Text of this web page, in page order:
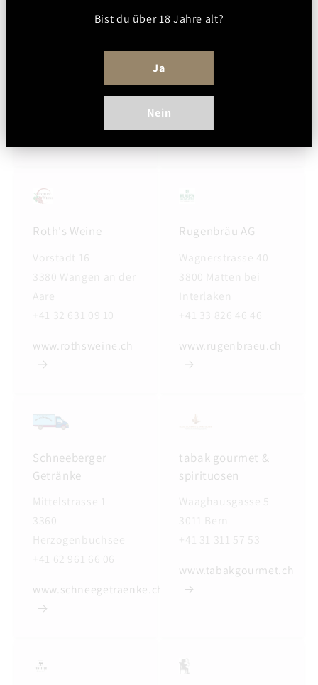
Haberbüni
Könizstrasse 175
+41 31 972 56 55
Roth's Weine
Vorstadt 16
3380 Wangen an der
Aare
+41 32 631 09 10
www.rothsweine.ch
Rugenbräu AG
Wagnerstrasse 40
3800 Matten bei
Interlaken
+41 33 826 46 46
www.rugenbraeu.ch
Schneeberger
Getränke
Mittelstrasse 1
3360
Herzogenbuchsee
+41 62 961 66 06
www.schneegetraenke.ch
tabak gourmet &
spirituosen
Waaghausgasse 5
3011 Bern
+41 31 311 57 53
www.tabakgourmet.ch
Bist du über 18 Jahre alt?
Ja
Nein